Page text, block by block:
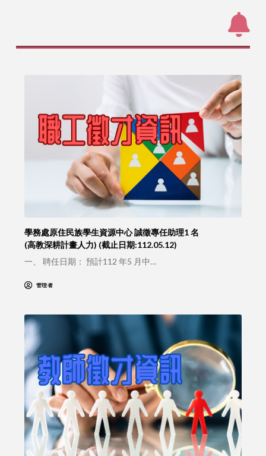
學務處原住民族學生資源中心 誠徵專任助理1 名
(高教深耕計畫人力) (截止日期:112.05.12)
一、 聘任日期： 預計112 年5 月中…
管理者